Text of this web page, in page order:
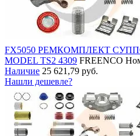
FX5050 РЕМКОМПЛЕКТ
MODEL TS2 4309 FREENCO
Наличие 25 621,79 руб.
Нашли дешевле?